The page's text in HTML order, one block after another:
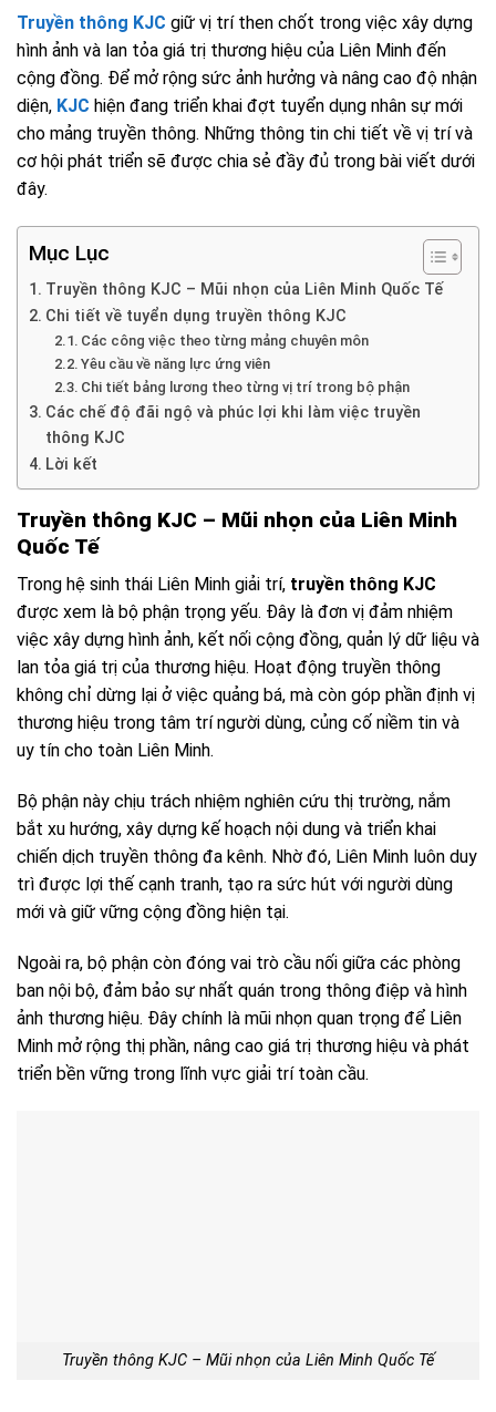
Truyền thông KJC giữ vị trí then chốt trong việc xây dựng
hình ảnh và lan tỏa giá trị thương hiệu của Liên Minh đến
cộng đồng. Để mở rộng sức ảnh hưởng và nâng cao độ nhận
diện, KJC hiện đang triển khai đợt tuyển dụng nhân sự mới
cho mảng truyền thông. Những thông tin chi tiết về vị trí và
cơ hội phát triển sẽ được chia sẻ đầy đủ trong bài viết dưới
đây.
Mục Lục
Truyền thông KJC – Mũi nhọn của Liên Minh Quốc Tế
Chi tiết về tuyển dụng truyền thông KJC
Các công việc theo từng mảng chuyên môn
Yêu cầu về năng lực ứng viên
Chi tiết bảng lương theo từng vị trí trong bộ phận
Các chế độ đãi ngộ và phúc lợi khi làm việc truyền
thông KJC
Lời kết
Truyền thông KJC – Mũi nhọn của Liên Minh
Quốc Tế
Trong hệ sinh thái Liên Minh giải trí, truyền thông KJC
được xem là bộ phận trọng yếu. Đây là đơn vị đảm nhiệm
việc xây dựng hình ảnh, kết nối cộng đồng, quản lý dữ liệu và
lan tỏa giá trị của thương hiệu. Hoạt động truyền thông
không chỉ dừng lại ở việc quảng bá, mà còn góp phần định vị
thương hiệu trong tâm trí người dùng, củng cố niềm tin và
uy tín cho toàn Liên Minh.
Bộ phận này chịu trách nhiệm nghiên cứu thị trường, nắm
bắt xu hướng, xây dựng kế hoạch nội dung và triển khai
chiến dịch truyền thông đa kênh. Nhờ đó, Liên Minh luôn duy
trì được lợi thế cạnh tranh, tạo ra sức hút với người dùng
mới và giữ vững cộng đồng hiện tại.
Ngoài ra, bộ phận còn đóng vai trò cầu nối giữa các phòng
ban nội bộ, đảm bảo sự nhất quán trong thông điệp và hình
ảnh thương hiệu. Đây chính là mũi nhọn quan trọng để Liên
Minh mở rộng thị phần, nâng cao giá trị thương hiệu và phát
triển bền vững trong lĩnh vực giải trí toàn cầu.
Truyền thông KJC – Mũi nhọn của Liên Minh Quốc Tế